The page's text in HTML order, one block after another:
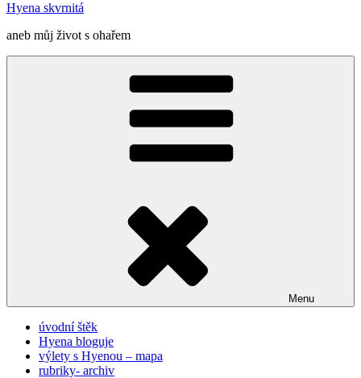
Hyena skvrnitá
aneb můj život s ohařem
Menu
úvodní štěk
Hyena bloguje
výlety s Hyenou – mapa
rubriky- archiv